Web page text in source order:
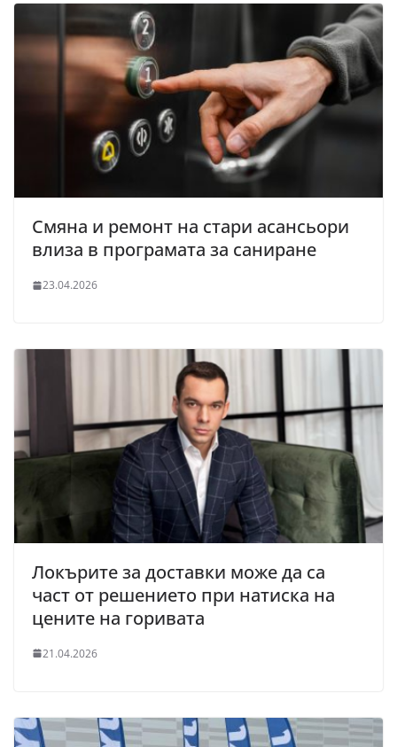
Смяна и ремонт на стари асансьори
влиза в програмата за саниране
23.04.2026
Локърите за доставки може да са
част от решението при натиска на
цените на горивата
21.04.2026